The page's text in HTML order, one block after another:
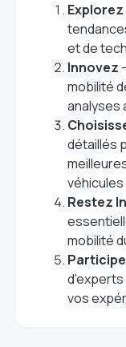
Explorez
et de
Innovez
mobilité
analyses
détaillés
Restez
mobilité
vos